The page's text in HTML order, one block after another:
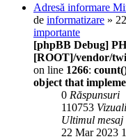
Adresă informare
de informatizare »
importante
[phpBB Debug]
[ROOT]/vendor/
on line 1266:
object that
0 Răspunsuri
110753
Ultimul mesaj
22 Mar 2023